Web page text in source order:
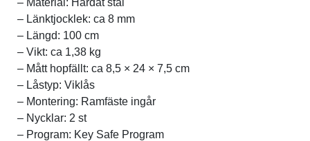
– Länktjocklek: ca 8 mm
– Längd: 100 cm
– Vikt: ca 1,38 kg
– Mått hopfällt: ca 8,5 × 24 × 7,5 cm
– Låstyp: Viklås
– Montering: Ramfäste ingår
– Nycklar: 2 st
– Program: Key Safe Program